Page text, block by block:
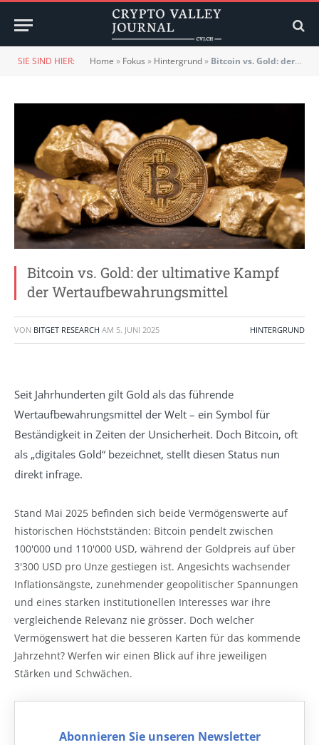
SIE SIND HIER: Home » Fokus » Hintergrund» Bitcoin vs. Gold: der ultimative Kampf der Wertaufbewahrungsmittel
Bitcoin vs. Gold: der ultimative Kampf
der Wertaufbewahrungsmittel
VON BITGET RESEARCH AM 5. JUNI 2025 HINTERGRUND
Seit Jahrhunderten gilt Gold als das führende
Wertaufbewahrungsmittel der Welt – ein Symbol für
Beständigkeit in Zeiten der Unsicherheit. Doch Bitcoin, oft
als „digitales Gold“ bezeichnet, stellt diesen Status nun
direkt infrage.
Stand Mai 2025 befinden sich beide Vermögenswerte auf
historischen Höchstständen: Bitcoin pendelt zwischen
100'000 und 110'000 USD, während der Goldpreis auf über
3'300 USD pro Unze gestiegen ist. Angesichts wachsender
Inflationsängste, zunehmender geopolitischer Spannungen
und eines starken institutionellen Interesses war ihre
vergleichende Relevanz nie grösser. Doch welcher
Vermögenswert hat die besseren Karten für das kommende
Jahrzehnt? Werfen wir einen Blick auf ihre jeweiligen
Stärken und Schwächen.
Abonnieren Sie unseren Newsletter